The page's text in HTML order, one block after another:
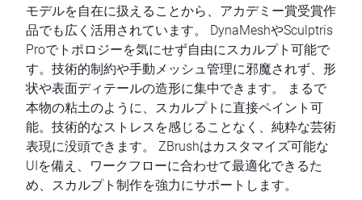
モデルを自在に扱えることから、アカデミー賞受賞作
品でも広く活用されています。 DynaMeshやSculptris
Proでトポロジーを気にせず自由にスカルプト可能で
す。技術的制約や手動メッシュ管理に邪魔されず、形
状や表面ディテールの造形に集中できます。 まるで
本物の粘土のように、スカルプトに直接ペイント可
能。技術的なストレスを感じることなく、純粋な芸術
表現に没頭できます。 ZBrushはカスタマイズ可能な
UIを備え、ワークフローに合わせて最適化できるた
め、スカルプト制作を強力にサポートします。